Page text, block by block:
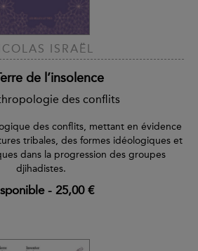
ISRAËL
de l’insolence
des conflits
des conflits, mettant en évidence
tribales, des formes idéologiques et
dans la progression des groupes
djihadistes.
- 25,00 €